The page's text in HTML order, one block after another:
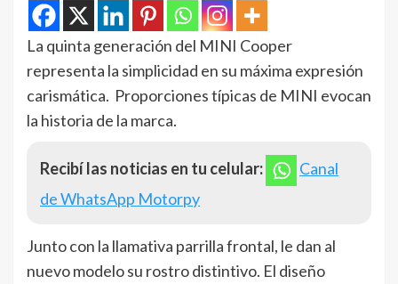
La quinta generación del MINI Cooper
representa la simplicidad en su máxima expresión
carismática. Proporciones típicas de MINI evocan
la historia de la marca.
Recibí las noticias en tu celular:
Canal
de WhatsApp Motorpy
Junto con la llamativa parrilla frontal, le dan al
nuevo modelo su rostro distintivo. El diseño